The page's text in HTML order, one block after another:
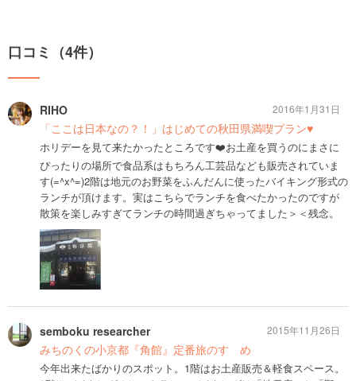
口コミ（4件）
RIHO
「ここは日本なの？！」はじめての秋田県満喫プラン♥
ホリデーを見て来たかったところです❤️お土産を買うのにまさに
ぴったりの場所で食品系はもちろん工芸品なども販売されていま
す(=^x^=)2階は地元のお野菜をふんだんに使ったバイキング形式の
ランチが頂けます。実はこちらでランチを食べたかったのですが
散策を楽しみすぎてランチの時間過ぎちゃってました＞＜残念。
2016年1月31日
semboku researcher
みちのくの小京都『角館』定番旅のすゝめ
今年出来たばかりのスポット。1階はお土産販売＆軽食スペース。
2015年11月26日